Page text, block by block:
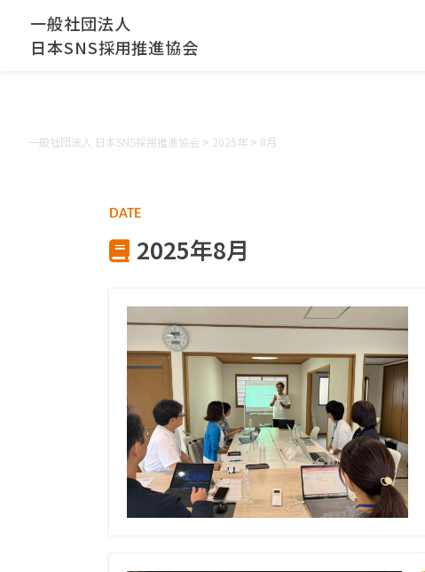
一般社団法人
日本SNS採用推進協会
一般社団法人 日本SNS採用推進協会 > 2025年 > 8月
DATE
2025年8月